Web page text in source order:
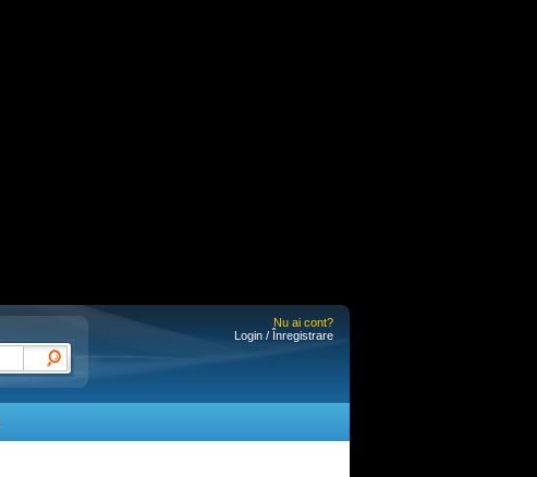
Nu ai cont?
Login / Înregistrare